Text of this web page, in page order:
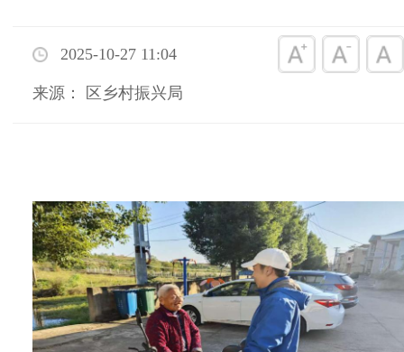
2025-10-27 11:04
来源： 区乡村振兴局